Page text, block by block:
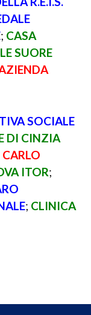
; CASA
SUORE
SOCIALE
DI CINZIA
ITOR;
; CLINICA